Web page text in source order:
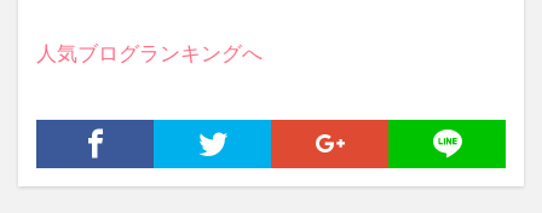
人気ブログランキングへ